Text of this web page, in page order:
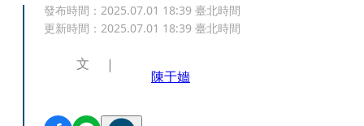
發布時間： 2025.07.01 18:39 臺北時間
更新時間： 2025.07.01 18:39 臺北時間
文
陳于嬙